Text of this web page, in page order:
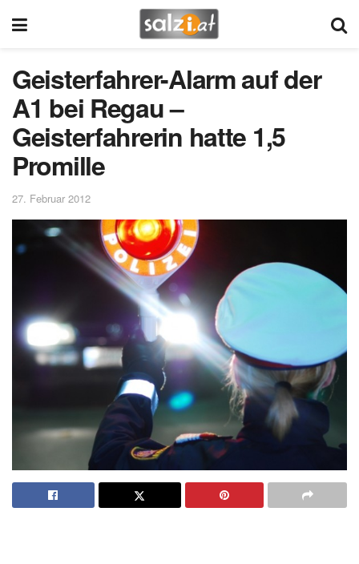
Geisterfahrer-Alarm auf der
A1 bei Regau –
Geisterfahrerin hatte 1,5
Promille
27. Februar 2012